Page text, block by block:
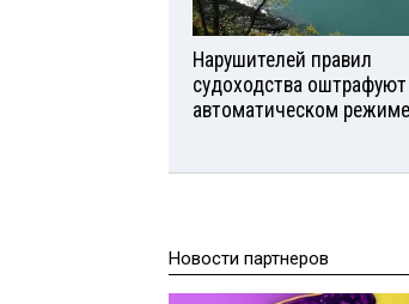
Нарушителей правил
судоходства
автоматическом режиме
Новости партнеров